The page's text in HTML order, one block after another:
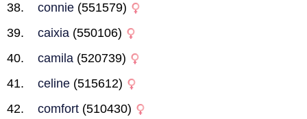
connie (551579)
caixia (550106)
camila (520739)
celine (515612)
comfort (510430)